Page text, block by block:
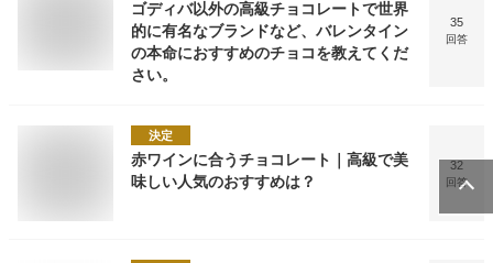
ゴディバ以外の高級チョコレートで世界
的に有名なブランドなど、バレンタイン
の本命におすすめのチョコを教えてくだ
さい。
35
回答
決定
赤ワインに合うチョコレート｜高級で美
味しい人気のおすすめは？
32
回答